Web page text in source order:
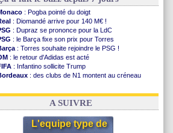
: Pogba pointé du doigt
: Diomandé arrive pour 140 M€ !
: Dupraz se prononce pour la LdC
: le Barça fixe son prix pour Torres
: Torres souhaite rejoindre le PSG !
: le retour d'Adidas est acté
: Infantino sollicite Trump
: des clubs de N1 montent au créneau
: le démenti de Leipzig pour Diomandé
A SUIVRE
L'equipe type de